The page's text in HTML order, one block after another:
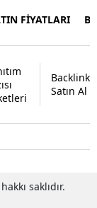
FİYATLARI
Backlink
Satın Al
saklıdır.